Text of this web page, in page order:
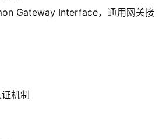
Gateway Interface，通用网关接
机制